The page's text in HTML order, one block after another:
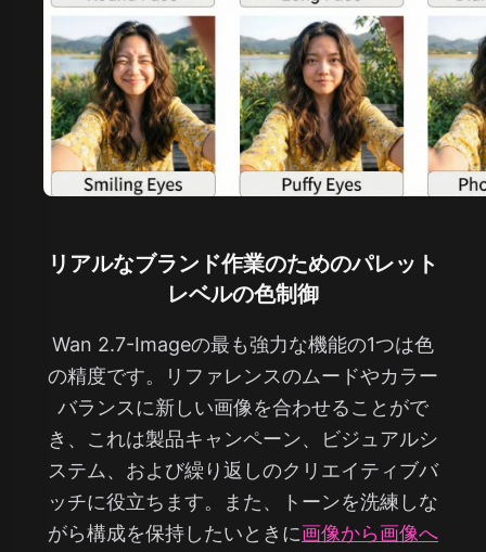
リアルなブランド作業のためのパレット
レベルの色制御
Wan 2.7-Imageの最も強力な機能の1つは色
の精度です。リファレンスのムードやカラー
バランスに新しい画像を合わせることがで
き、これは製品キャンペーン、ビジュアルシ
ステム、および繰り返しのクリエイティブバ
ッチに役立ちます。また、トーンを洗練しな
がら構成を保持したいときに画像から画像へ